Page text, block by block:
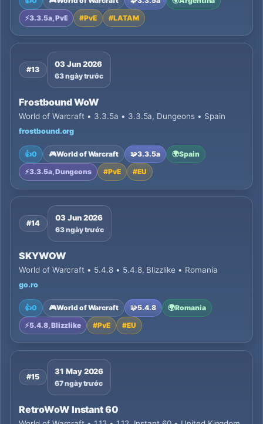
⚡3.3.5a, PvE #PvE #LATAM
#13
03 Jun 2026
63 ngày trước
Frostbound WoW
World of Warcraft • 3.3.5a • 3.3.5a, Dungeons • Spain
frostbound.org
👍0 🎮World of Warcraft 🧩3.3.5a 🌍Spain
⚡3.3.5a, Dungeons #PvE #EU
#14
03 Jun 2026
63 ngày trước
SKYWOW
World of Warcraft • 5.4.8 • 5.4.8, Blizzlike • Romania
go.ro
👍0 🎮World of Warcraft 🧩5.4.8 🌍Romania
⚡5.4.8, Blizzlike #PvE #EU
#15
31 May 2026
67 ngày trước
RetroWoW Instant 60